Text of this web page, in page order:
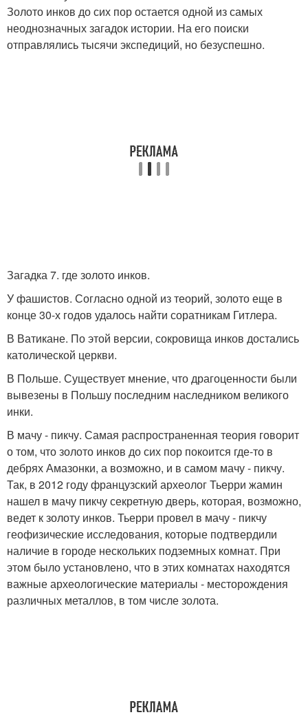
Золото инков до сих пор остается одной из самых
неоднозначных загадок истории. На его поиски
отправлялись тысячи экспедиций, но безуспешно.
Загадка 7. где золото инков.
У фашистов. Согласно одной из теорий, золото еще в
конце 30-х годов удалось найти соратникам Гитлера.
В Ватикане. По этой версии, сокровища инков достались
католической церкви.
В Польше. Существует мнение, что драгоценности были
вывезены в Польшу последним наследником великого
инки.
В мачу - пикчу. Самая распространенная теория говорит
о том, что золото инков до сих пор покоится где-то в
дебрях Амазонки, а возможно, и в самом мачу - пикчу.
Так, в 2012 году французский археолог Тьерри жамин
нашел в мачу пикчу секретную дверь, которая, возможно,
ведет к золоту инков. Тьерри провел в мачу - пикчу
геофизические исследования, которые подтвердили
наличие в городе нескольких подземных комнат. При
этом было установлено, что в этих комнатах находятся
важные археологические материалы - месторождения
различных металлов, в том числе золота.